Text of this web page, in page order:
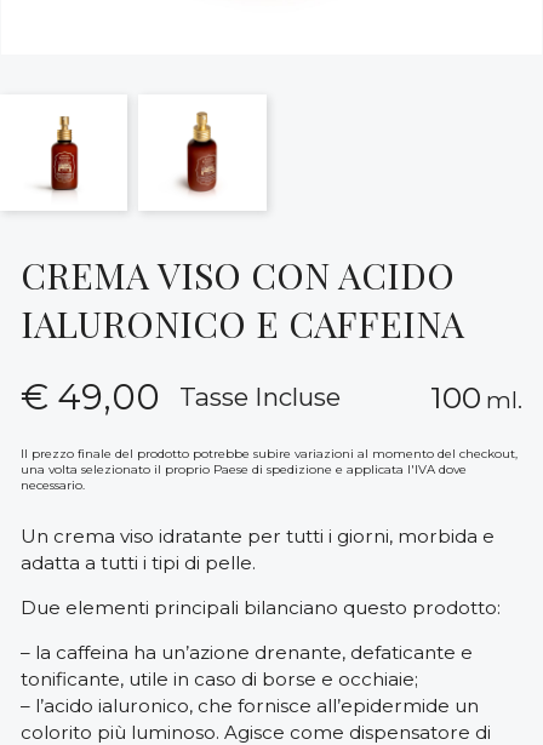
CREMA VISO CON ACIDO
IALURONICO E CAFFEINA
100 ml.
€ 49,00 Tasse Incluse
Il prezzo finale del prodotto potrebbe subire variazioni al momento del checkout,
una volta selezionato il proprio Paese di spedizione e applicata l'IVA dove
necessario.
Un crema viso idratante per tutti i giorni, morbida e
adatta a tutti i tipi di pelle.
Due elementi principali bilanciano questo prodotto:
– la caffeina ha un’azione drenante, defaticante e
tonificante, utile in caso di borse e occhiaie;
– l’acido ialuronico, che fornisce all’epidermide un
colorito più luminoso. Agisce come dispensatore di